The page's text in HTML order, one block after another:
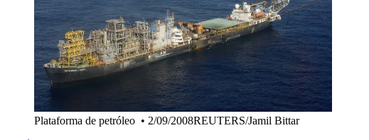
Plataforma de petróleo • 2/09/2008REUTERS/Jamil Bittar